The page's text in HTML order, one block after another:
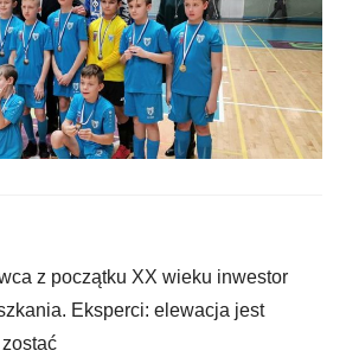
z początku XX wieku inwestor
Eksperci: elewacja jest